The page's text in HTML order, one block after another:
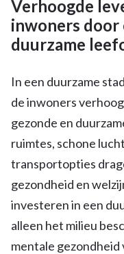
Verhoogde
inwoners door
duurzame
In een duurzame
de inwoners
gezonde en
ruimtes, schone
transportopties
gezondheid en
investeren in een
alleen het milieu
mentale gezondheid